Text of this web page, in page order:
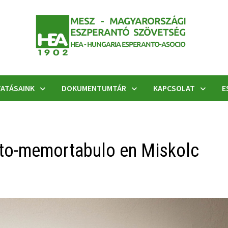
DOKUMENTUMTÁR KAPCSOLAT
memortabulo en Miskolc